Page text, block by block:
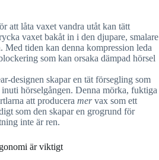
att låta vaxet vandra utåt kan tätt
vaxet bakåt in i den djupare, smalare
Med tiden kan denna kompression leda
som kan orsaka dämpad hörsel
designen skapar en tät försegling som
hörselgången. Denna mörka, fuktiga
att producera mervax som ett
som den skapar en grogrund för
inte är ren.
är viktigt